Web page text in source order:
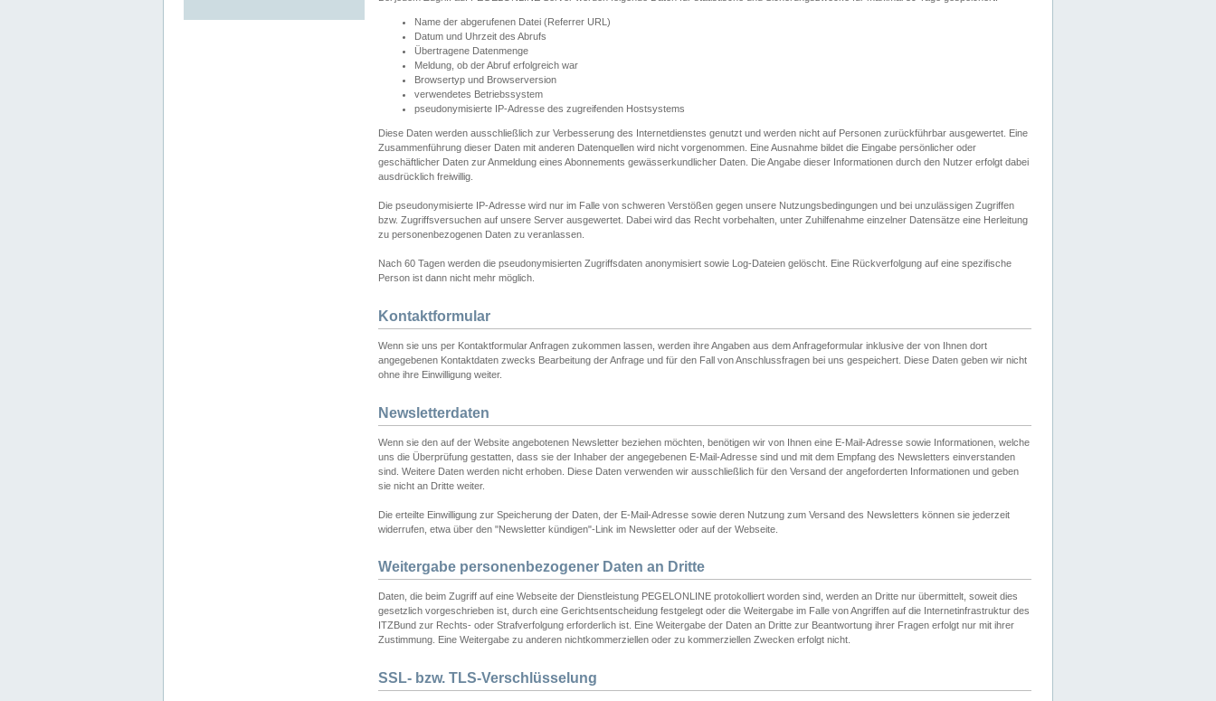
Name der abgerufenen Datei (Referrer URL)
Datum und Uhrzeit des Abrufs
Übertragene Datenmenge
Meldung, ob der Abruf erfolgreich war
Browsertyp und Browserversion
verwendetes Betriebssystem
pseudonymisierte IP-Adresse des zugreifenden Hostsystems
Diese Daten werden ausschließlich zur Verbesserung des Internetdienstes genutzt und werden nicht auf Personen zurückführbar ausgewertet. Eine
Zusammenführung dieser Daten mit anderen Datenquellen wird nicht vorgenommen. Eine Ausnahme bildet die Eingabe persönlicher oder
geschäftlicher Daten zur Anmeldung eines Abonnements gewässerkundlicher Daten. Die Angabe dieser Informationen durch den Nutzer erfolgt dabei
ausdrücklich freiwillig.
Die pseudonymisierte IP-Adresse wird nur im Falle von schweren Verstößen gegen unsere Nutzungsbedingungen und bei unzulässigen Zugriffen
bzw. Zugriffsversuchen auf unsere Server ausgewertet. Dabei wird das Recht vorbehalten, unter Zuhilfenahme einzelner Datensätze eine Herleitung
zu personenbezogenen Daten zu veranlassen.
Nach 60 Tagen werden die pseudonymisierten Zugriffsdaten anonymisiert sowie Log-Dateien gelöscht. Eine Rückverfolgung auf eine spezifische
Person ist dann nicht mehr möglich.
Kontaktformular
Wenn sie uns per Kontaktformular Anfragen zukommen lassen, werden ihre Angaben aus dem Anfrageformular inklusive der von Ihnen dort
angegebenen Kontaktdaten zwecks Bearbeitung der Anfrage und für den Fall von Anschlussfragen bei uns gespeichert. Diese Daten geben wir nicht
ohne ihre Einwilligung weiter.
Newsletterdaten
Wenn sie den auf der Website angebotenen Newsletter beziehen möchten, benötigen wir von Ihnen eine E-Mail-Adresse sowie Informationen, welche
uns die Überprüfung gestatten, dass sie der Inhaber der angegebenen E-Mail-Adresse sind und mit dem Empfang des Newsletters einverstanden
sind. Weitere Daten werden nicht erhoben. Diese Daten verwenden wir ausschließlich für den Versand der angeforderten Informationen und geben
sie nicht an Dritte weiter.
Die erteilte Einwilligung zur Speicherung der Daten, der E-Mail-Adresse sowie deren Nutzung zum Versand des Newsletters können sie jederzeit
widerrufen, etwa über den "Newsletter kündigen"-Link im Newsletter oder auf der Webseite.
Weitergabe personenbezogener Daten an Dritte
Daten, die beim Zugriff auf eine Webseite der Dienstleistung PEGELONLINE protokolliert worden sind, werden an Dritte nur übermittelt, soweit dies
gesetzlich vorgeschrieben ist, durch eine Gerichtsentscheidung festgelegt oder die Weitergabe im Falle von Angriffen auf die Internetinfrastruktur des
ITZBund zur Rechts- oder Strafverfolgung erforderlich ist. Eine Weitergabe der Daten an Dritte zur Beantwortung ihrer Fragen erfolgt nur mit ihrer
Zustimmung. Eine Weitergabe zu anderen nichtkommerziellen oder zu kommerziellen Zwecken erfolgt nicht.
SSL- bzw. TLS-Verschlüsselung